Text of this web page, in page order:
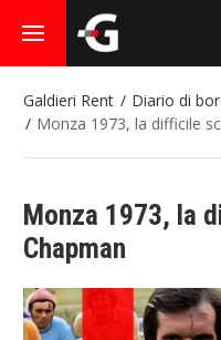
Galdieri Rent Diario di
Monza 1973, la difficile
Monza 1973, la
Chapman